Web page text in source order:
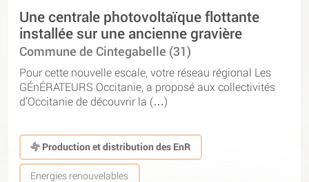
Une centrale photovoltaïque flottante
installée sur une ancienne gravière
Commune de Cintegabelle (31)
Pour cette nouvelle escale, votre réseau régional Les
GÉnÉRATEURS Occitanie, a proposé aux collectivités
d’Occitanie de découvrir la (…)
Production et distribution des EnR
Energies renouvelables